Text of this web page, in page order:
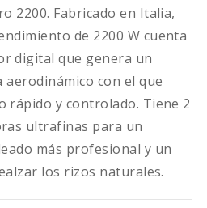
2200. Fabricado en Italia,
de 2200 W cuenta
digital que genera un
con el que
rápido y controlado. Tiene 2
ultrafinas para un
más profesional y un
los rizos naturales.